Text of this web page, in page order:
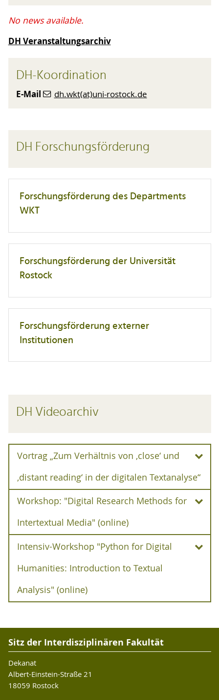
No news available.
DH Veranstaltungsarchiv
DH-Koordination
E-Mail dh.wkt(at)uni-rostock.de
DH Forschungsförderung
Forschungsförderung des Departments
WKT
Forschungsförderung der Universität
Rostock
Forschungsförderung externer
Institutionen
DH Videoarchiv
Vortrag „Zum Verhältnis von ‚close‘ und
‚distant reading‘ in der digitalen Textanalyse“
Vortrag „Zum Verhältnis von ‚close‘
und ‚distant reading‘ in der
digitalen Textanalyse“
Prof. Dr. Ulrike Henny-Krahmer,
Universität Rostock (28. April 2022)
Menü unter Videoarchiv "Digitale Hermeneutik"
Workshop: "Digital Research Methods for
Intertextual Media" (online)
Workshop: "Digital Research
Methods for Intertextual Media"
(online)
Prof. Dr. Christopher Forstall, Mount Allison
University, Kanada (7.-10. Juli 2022)
Details
Den Zugang zum Video finden Sie oben im linken
Menü unter Videoarchiv "Digitale Hermeneutik"
Intensiv-Workshop "Python for Digital
Humanities: Introduction to Textual
Analysis" (online)
Digital Humanities: Introduction to
Textual Analysis" (online)
Dr. James Gawley, Sorbonne Université,
Paris IV (7.-10. Juni 2022)
Sitz der Interdisziplinären Fakultät
Dekanat
Albert-Einstein-Straße 21
18059 Rostock